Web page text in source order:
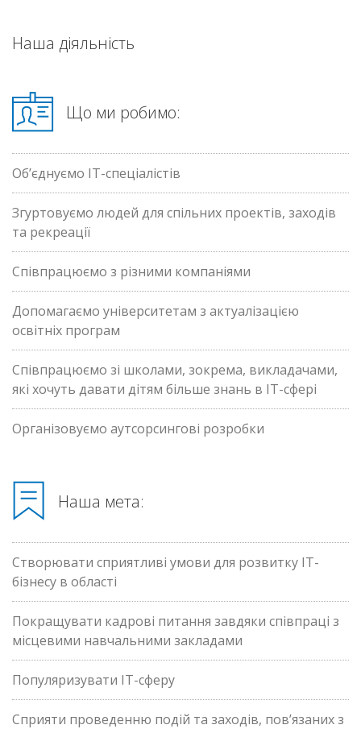
Наша діяльність
Що ми робимо:
Об’єднуємо ІТ-спеціалістів
Згуртовуємо людей для спільних проектів, заходів
та рекреації
Співпрацюємо з різними компаніями
Допомагаємо університетам з актуалізацією
освітніх програм
Співпрацюємо зі школами, зокрема, викладачами,
які хочуть давати дітям більше знань в ІТ-сфері
Організовуємо аутсорсингові розробки
Наша мета:
Створювати сприятливі умови для розвитку ІТ-
бізнесу в області
Покращувати кадрові питання завдяки співпраці з
місцевими навчальними закладами
Популяризувати ІТ-сферу
Сприяти проведенню подій та заходів, пов’язаних з